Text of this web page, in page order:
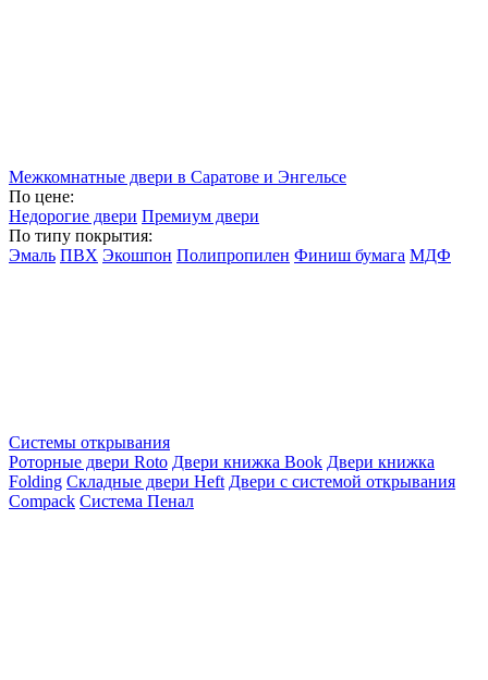
Межкомнатные двери в Саратове и Энгельсе
По цене:
Недорогие двери Премиум двери
По типу покрытия:
Эмаль ПВХ Экошпон Полипропилен Финиш бумага МДФ
Системы открывания
Роторные двери Roto Двери книжка Book Двери книжка
Folding Складные двери Heft Двери с системой открывания
Compack Система Пенал